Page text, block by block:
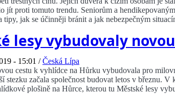
jít proti tomuto trendu. Seniorům a
tipy, jak se účinněji bránit a jak nebezpečným
lesy vybudovaly
- 15:01 /Česká Lípa
cestu k vyhlídce na Hůrku vybudovala pro
stezku začala společnost budovat letos v březnu.
plošině na Hůrce, kterou tu Městské lesy